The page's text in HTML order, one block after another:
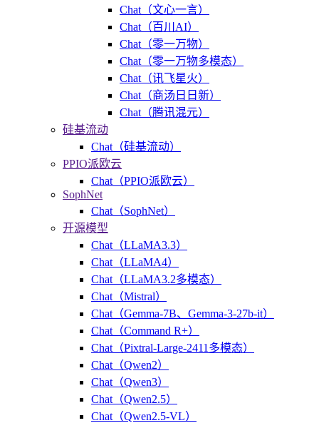
Chat（文心一言）
Chat（百川AI）
Chat（零一万物）
Chat（零一万物多模态）
Chat（讯飞星火）
Chat（商汤日日新）
Chat（腾讯混元）
硅基流动
Chat（硅基流动）
PPIO派欧云
Chat（PPIO派欧云）
SophNet
Chat（SophNet）
开源模型
Chat（LLaMA3.3）
Chat（LLaMA4）
Chat（LLaMA3.2多模态）
Chat（Mistral）
Chat（Gemma-7B、Gemma-3-27b-it）
Chat（Command R+）
Chat（Pixtral-Large-2411多模态）
Chat（Qwen2）
Chat（Qwen3）
Chat（Qwen2.5）
Chat（Qwen2.5-VL）